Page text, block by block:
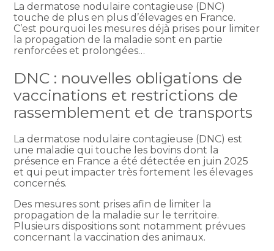
La dermatose nodulaire contagieuse (DNC)
touche de plus en plus d’élevages en France.
C’est pourquoi les mesures déjà prises pour limiter
la propagation de la maladie sont en partie
renforcées et prolongées…
DNC : nouvelles obligations de
vaccinations et restrictions de
rassemblement et de transports
La dermatose nodulaire contagieuse (DNC) est
une maladie qui touche les bovins dont la
présence en France a été détectée en juin 2025
et qui peut impacter très fortement les élevages
concernés.
Des mesures sont prises afin de limiter la
propagation de la maladie sur le territoire.
Plusieurs dispositions sont notamment prévues
concernant la vaccination des animaux.